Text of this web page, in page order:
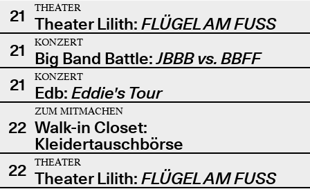
21
THEATER
Theater Lilith: FLÜGEL AM FUSS
21
KONZERT
Big Band Battle:JBBB vs. BBFF
21
KONZERT
Edb: Eddie's Tour
22
ZUM MITMACHEN
Walk-in Closet:
Kleidertauschbörse
22
THEATER
Theater Lilith: FLÜGEL AM FUSS